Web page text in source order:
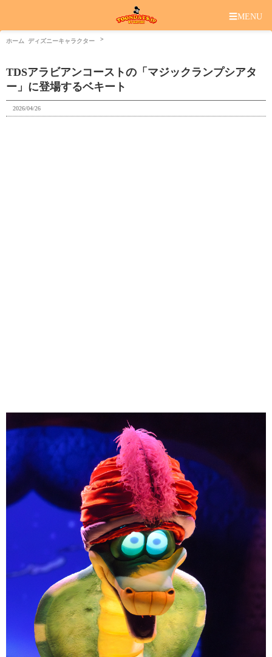
☰MENU
ホーム ディズニーキャラクター
TDSアラビアンコーストの「マジックランプシアタ
ー」に登場するベキート
2026/04/26